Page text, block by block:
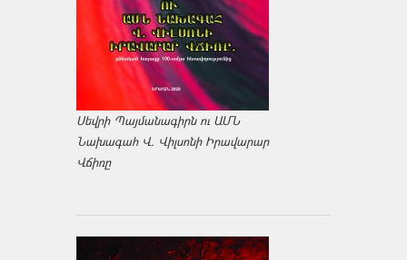
Սեվրի Պայմանագիրն ու ԱՄՆ
Նախագահ Վ. Վիլսոնի Իրավարար
Վճիռը